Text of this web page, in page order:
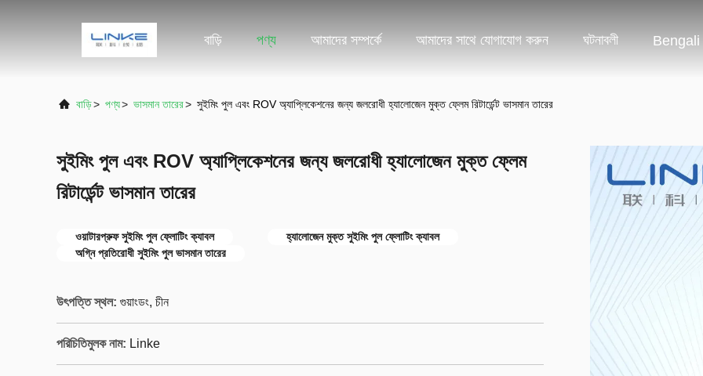
বাড়ি পণ্য আমাদের সম্পর্কে আমাদের সাথে যোগাযোগ করুন ঘটনাবলী Bengali
বাড়ি> পণ্য> ভাসমান তারের> সুইমিং পুল এবং ROV অ্যাপ্লিকেশনের জন্য জলরোধী হ্যালোজেন মুক্ত ফ্লেম রিটার্ডেন্ট ভাসমান তারের
সুইমিং পুল এবং ROV অ্যাপ্লিকেশনের জন্য জলরোধী হ্যালোজেন মুক্ত ফ্লেম
রিটার্ডেন্ট ভাসমান তারের
ওয়াটারপ্রুফ সুইমিং পুল ফ্লোটিং ক্যাবল
হ্যালোজেন মুক্ত সুইমিং পুল ফ্লোটিং ক্যাবল
অগ্নি প্রতিরোধী সুইমিং পুল ভাসমান তারের
উৎপত্তি স্থল: গুয়াংডং, চীন
পরিচিতিমুলক নাম: Linke